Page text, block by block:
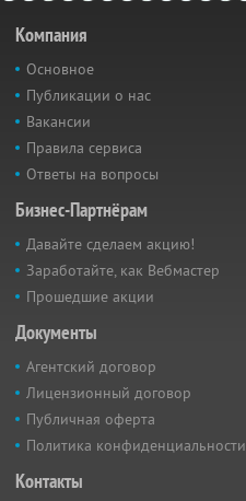
Компания
Основное
Публикации о нас
Вакансии
Правила сервиса
Ответы на вопросы
Бизнес-Партнёрам
Давайте сделаем акцию!
Заработайте, как Вебмастер
Прошедшие акции
Документы
Агентский договор
Лицензионный договор
Публичная оферта
Политика конфиденциальности
Контакты